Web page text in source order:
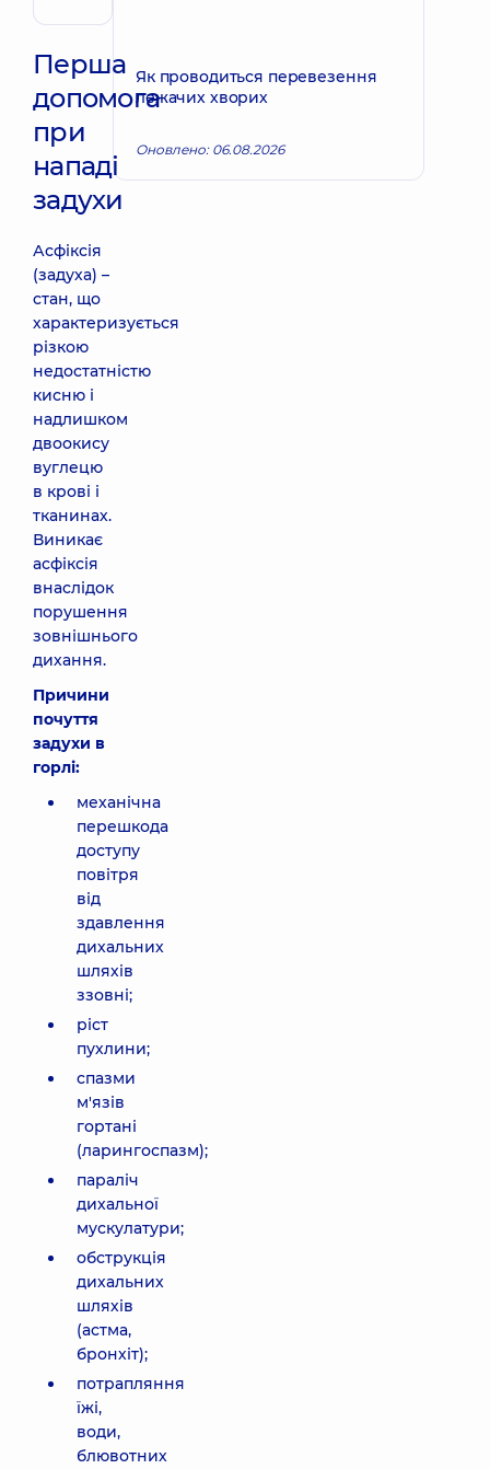
Перша
допомога
при
нападі
задухи
Асфіксія
(задуха) –
стан, що
характеризується
різкою
недостатністю
кисню і
надлишком
двоокису
вуглецю
в крові і
тканинах.
Виникає
асфіксія
внаслідок
порушення
зовнішнього
дихання.
Причини
почуття
задухи в
горлі:
механічна
перешкода
доступу
повітря
від
здавлення
дихальних
шляхів
ззовні;
ріст
пухлини;
спазми
м'язів
гортані
(ларингоспазм);
параліч
дихальної
мускулатури;
обструкція
дихальних
шляхів
(астма,
бронхіт);
потрапляння
їжі,
води,
блювотних
Як проводиться перевезення
лежачих хворих
Оновлено: 06.08.2026